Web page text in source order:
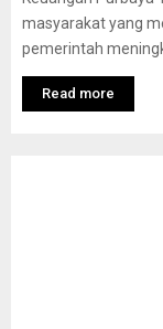
masyarakat yang
pemerintah
Read more